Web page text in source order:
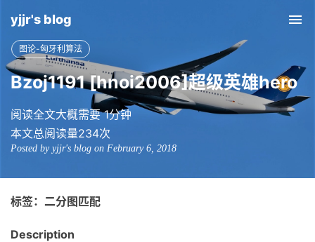
yjjr's blog
图论-匈牙利算法
Bzoj1191 [hnoi2006]超级英雄hero
阅读全文大概需要 1分钟
本文总阅读量234次
Posted by yjjr's blog on February 6, 2018
标签：二分图匹配
Description